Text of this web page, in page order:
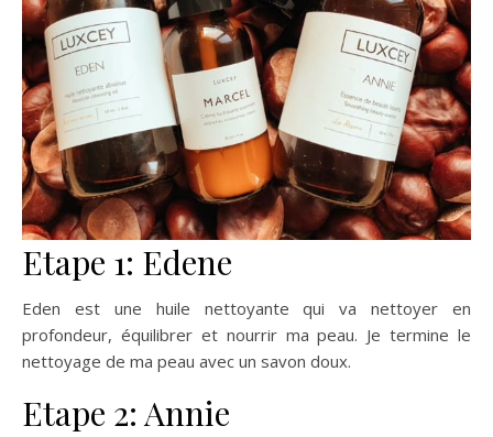
Etape 1: Edene
Eden est une huile nettoyante qui va nettoyer en
profondeur, équilibrer et nourrir ma peau. Je termine le
nettoyage de ma peau avec un savon doux.
Etape 2: Annie